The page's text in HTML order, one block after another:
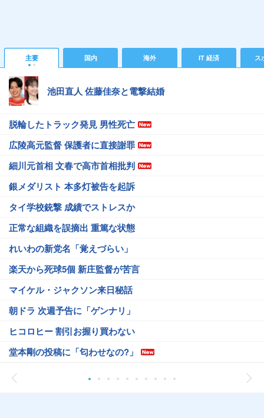
主要 国内 海外 IT 経済 ス
池田直人 佐藤佳奈と電撃結婚
脱輪したトラック発見 男性死亡
広陵高元監督 保護者に直接謝罪
細川元首相 文春で高市首相批判
銀メダリスト 本多灯被告を起訴
タイ学校銃撃 成績でストレスか
正常な組織を誤摘出 重篤な状態
れいわの新党名「覚えづらい」
楽天から死球5個 新庄監督が苦言
マイケル・ジャクソン来日秘話
朝ドラ 次週予告に「ゲンナリ」
ヒコロヒー 割引お握り買わない
堂本剛の投稿に「匂わせなの?」